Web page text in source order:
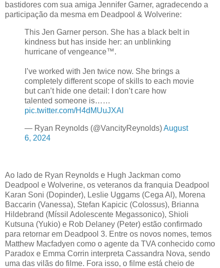
bastidores com sua amiga Jennifer Garner, agradecendo a
participação da mesma em Deadpool & Wolverine:
This Jen Garner person. She has a black belt in
kindness but has inside her: an unblinking
hurricane of vengeance™️.
I’ve worked with Jen twice now. She brings a
completely different scope of skills to each movie
but can’t hide one detail: I don’t care how
talented someone is……
pic.twitter.com/H4dMUuJXAl
— Ryan Reynolds (@VancityReynolds)August
6, 2024
Ao lado de Ryan Reynolds e Hugh Jackman como
Deadpool e Wolverine, os veteranos da franquia Deadpool
Karan Soni (Dopinder), Leslie Uggams (Cega Al), Morena
Baccarin (Vanessa), Stefan Kapicic (Colossus), Brianna
Hildebrand (Míssil Adolescente Megassonico), Shioli
Kutsuna (Yukio) e Rob Delaney (Peter) estão confirmado
para retornar em Deadpool 3. Entre os novos nomes, temos
Matthew Macfadyen como o agente da TVA conhecido como
Paradox e Emma Corrin interpreta Cassandra Nova, sendo
uma das vilãs do filme. Fora isso, o filme está cheio de